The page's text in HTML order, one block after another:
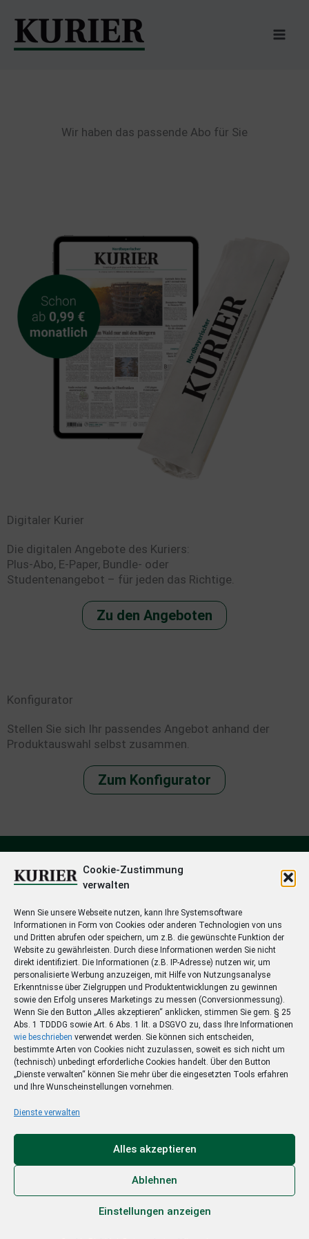
Cookie-Zustimmung
verwalten
Wenn Sie unsere Webseite nutzen, kann Ihre Systemsoftware
Informationen in Form von Cookies oder anderen Technologien von uns
und Dritten abrufen oder speichern, um z.B. die gewünschte Funktion der
Website zu gewährleisten. Durch diese Informationen werden Sie nicht
direkt identifiziert. Die Informationen (z.B. IP-Adresse) nutzen wir, um
personalisierte Werbung anzuzeigen, mit Hilfe von Nutzungsanalyse
Erkenntnisse über Zielgruppen und Produktentwicklungen zu gewinnen
sowie den Erfolg unseres Marketings zu messen (Conversionmessung).
Wenn Sie den Button „Alles akzeptieren“ anklicken, stimmen Sie gem. § 25
Abs. 1 TDDDG sowie Art. 6 Abs. 1 lit. a DSGVO zu, dass Ihre Informationen
wie beschrieben verwendet werden. Sie können sich entscheiden,
bestimmte Arten von Cookies nicht zuzulassen, soweit es sich nicht um
(technisch) unbedingt erforderliche Cookies handelt. Über den Button
„Dienste verwalten“ können Sie mehr über die eingesetzten Tools erfahren
und Ihre Wunscheinstellungen vornehmen.
Dienste verwalten
Alles akzeptieren
Ablehnen
Einstellungen anzeigen
Inhalt
springen
Wir haben das passende Abo für Sie
Digitaler Kurier
Die digitalen Angebote des Kuriers:
Plus-Abo, E-Paper, Bundle- oder
Studentenangebot – für jeden das Richtige.
Zu den Angeboten
Konfigurator
Stellen Sie sich Ihr passendes Angebot anhand der
Produktauswahl selbst zusammen.
Zum Konfigurator
Newsletter
Abonnieren Sie jetzt unseren Newsletter und
erfahren Sie als Erstes von unseren exklusiven
Deals.